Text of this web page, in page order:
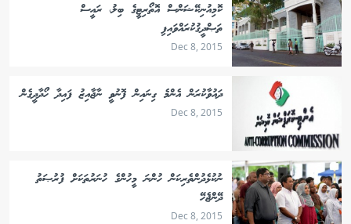
ކޮމިއުނިކޭޝަންސް އޮތޯރިޓީގެ ބިލު، ރައީސް
ތަޞްދީޤުކުރައްވައިފި
Dec 8, 2015
ދައުވާކުރަން އެންމެ ގިނައިން ފޮނުވީ ނާޖާއިޒު ފައިދާ ހޯދާދީގެން
Dec 8, 2015
ނުކުޅެދުންތެރިކަން ހުންނަ މީހުންގެ ހުނަރުތަކަށް ފުރުޞަތު
ދޭންޖެހޭ
Dec 8, 2015